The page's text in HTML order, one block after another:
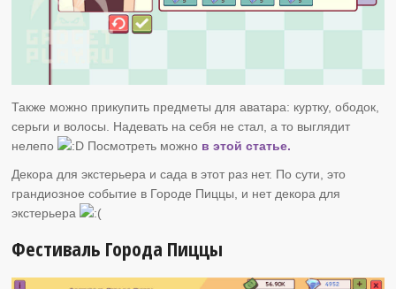
Также можно прикупить предметы для аватара: куртку, ободок,
серьги и волосы. Надевать на себя не стал, а то выглядит
нелепо
Посмотреть можно в этой статье.
Декора для экстерьера и сада в этот раз нет. По сути, это
грандиозное событие в Городе Пиццы, и нет декора для
экстерьера
Фестиваль Города Пиццы